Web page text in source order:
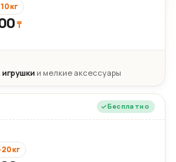
кг
₸
игрушки и мелкие аксессуары
Бесплатно
кг